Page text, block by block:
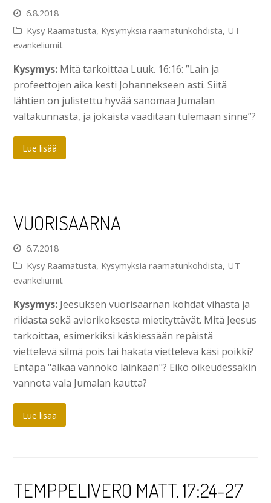
6.8.2018
Kysy Raamatusta, Kysymyksiä raamatunkohdista, UT
evankeliumit
Kysymys: Mitä tarkoittaa Luuk. 16:16: ”Lain ja
profeettojen aika kesti Johannekseen asti. Siitä
lähtien on julistettu hyvää sanomaa Jumalan
valtakunnasta, ja jokaista vaaditaan tulemaan sinne”?
Lue lisää
VUORISAARNA
6.7.2018
Kysy Raamatusta, Kysymyksiä raamatunkohdista, UT
evankeliumit
Kysymys: Jeesuksen vuorisaarnan kohdat vihasta ja
riidasta sekä aviorikoksesta mietityttävät. Mitä Jeesus
tarkoittaa, esimerkiksi käskiessään repäistä
viettelevä silmä pois tai hakata viettelevä käsi poikki?
Entäpä "älkää vannoko lainkaan"? Eikö oikeudessakin
vannota vala Jumalan kautta?
Lue lisää
TEMPPELIVERO MATT. 17:24-27